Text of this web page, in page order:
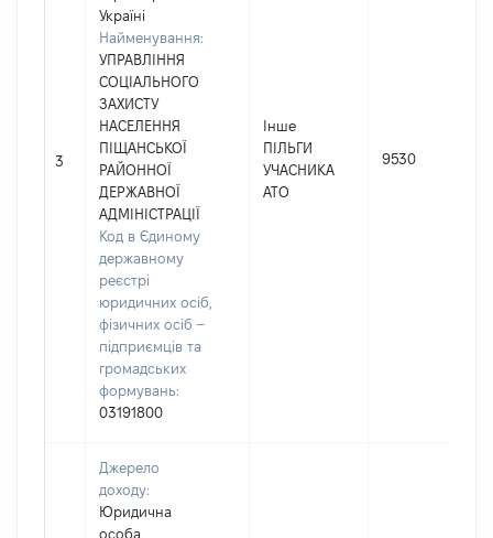
3
Україні
Найменування:
УПРАВЛІННЯ
СОЦІАЛЬНОГО
ЗАХИСТУ
НАСЕЛЕННЯ
ПІЩАНСЬКОЇ
РАЙОННОЇ
ДЕРЖАВНОЇ
АДМІНІСТРАЦІЇ
Код в Єдиному
державному
реєстрі
юридичних осіб,
фізичних осіб –
підприємців та
громадських
формувань:
03191800
Інше
ПІЛЬГИ
УЧАСНИКА
АТО
9530
Джерело
доходу:
Юридична
особа,